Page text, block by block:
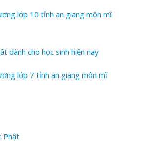
lớp 10 tỉnh an giang môn mĩ
dành cho học sinh hiện nay
lớp 7 tỉnh an giang môn mĩ
Phật